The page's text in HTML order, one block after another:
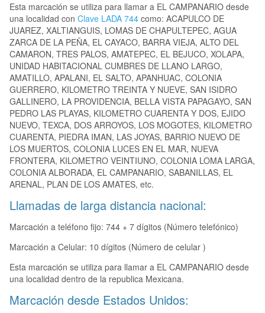
Esta marcación se utiliza para llamar a EL CAMPANARIO desde
una localidad con Clave LADA 744 como: ACAPULCO DE
JUAREZ, XALTIANGUIS, LOMAS DE CHAPULTEPEC, AGUA
ZARCA DE LA PEÑA, EL CAYACO, BARRA VIEJA, ALTO DEL
CAMARON, TRES PALOS, AMATEPEC, EL BEJUCO, XOLAPA,
UNIDAD HABITACIONAL CUMBRES DE LLANO LARGO,
AMATILLO, APALANI, EL SALTO, APANHUAC, COLONIA
GUERRERO, KILOMETRO TREINTA Y NUEVE, SAN ISIDRO
GALLINERO, LA PROVIDENCIA, BELLA VISTA PAPAGAYO, SAN
PEDRO LAS PLAYAS, KILOMETRO CUARENTA Y DOS, EJIDO
NUEVO, TEXCA, DOS ARROYOS, LOS MOGOTES, KILOMETRO
CUARENTA, PIEDRA IMAN, LAS JOYAS, BARRIO NUEVO DE
LOS MUERTOS, COLONIA LUCES EN EL MAR, NUEVA
FRONTERA, KILOMETRO VEINTIUNO, COLONIA LOMA LARGA,
COLONIA ALBORADA, EL CAMPANARIO, SABANILLAS, EL
ARENAL, PLAN DE LOS AMATES, etc.
Llamadas de larga distancia nacional:
Marcación a teléfono fijo: 744 + 7 dígitos (Número telefónico)
Marcación a Celular: 10 dígitos (Número de celular )
Esta marcación se utiliza para llamar a EL CAMPANARIO desde
una localidad dentro de la republica Mexicana.
Marcación desde Estados Unidos: